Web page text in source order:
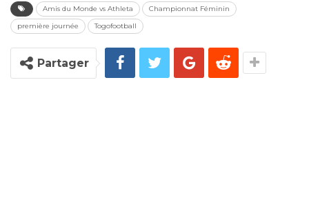
Amis du Monde vs Athleta
Championnat Féminin
première journée
Togofootball
Partager